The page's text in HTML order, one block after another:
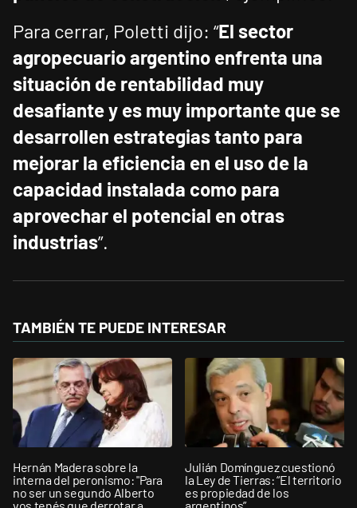
Para cerrar, Poletti dijo: “El sector
agropecuario argentino enfrenta una
situación de rentabilidad muy
desafiante y es muy importante que se
desarrollen estrategias tanto para
mejorar la eficiencia en el uso de la
capacidad instalada como para
aprovechar el potencial en otras
industrias”.
TAMBIÉN TE PUEDE INTERESAR
Hernán Madera sobre la
interna del peronismo: "Para
no ser un segundo Alberto
vos tenés que derrotar a
Julián Domínguez cuestionó
la Ley de Tierras: “El territorio
es propiedad de los
argentinos”